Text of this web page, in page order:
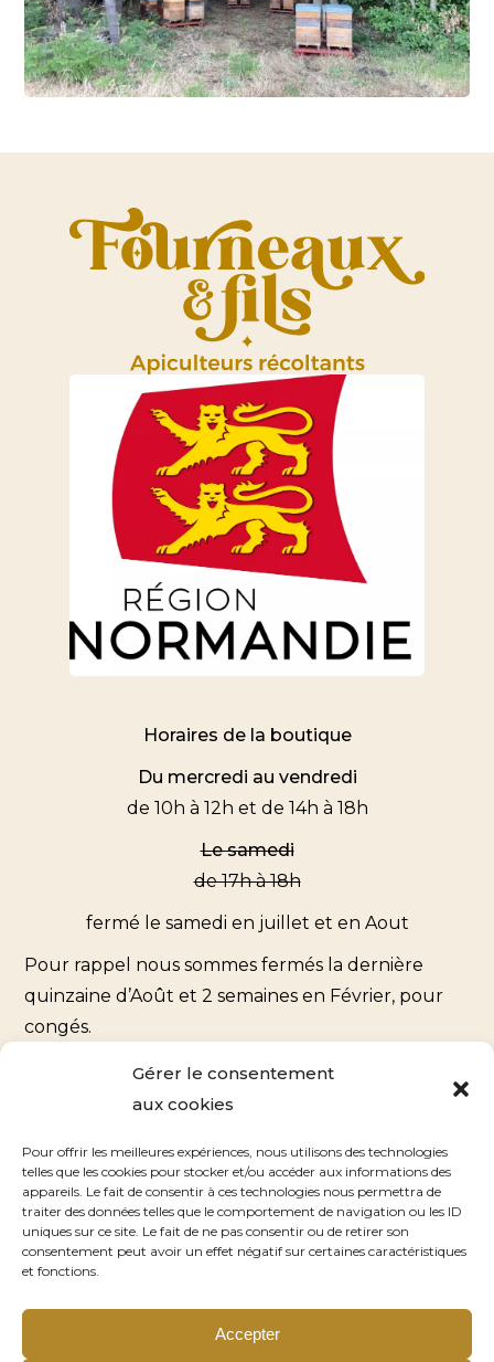
Gérer le consentement
aux cookies
Pour offrir les meilleures expériences, nous utilisons des technologies
telles que les cookies pour stocker et/ou accéder aux informations des
appareils. Le fait de consentir à ces technologies nous permettra de
traiter des données telles que le comportement de navigation ou les ID
uniques sur ce site. Le fait de ne pas consentir ou de retirer son
consentement peut avoir un effet négatif sur certaines caractéristiques
et fonctions.
Accepter
Horaires de la boutique
Du mercredi au vendredi
de 10h à 12h et de 14h à 18h
Le samedi
de 17h à 18h
fermé le samedi en juillet et en Aout
Pour rappel nous sommes fermés la dernière
quinzaine d’Août et 2 semaines en Février, pour
congés.
Coordonnées
900 rue de la Côte Bailly
76510 Saint-Nicolas d’Aliermont
Contact
Nous écrire